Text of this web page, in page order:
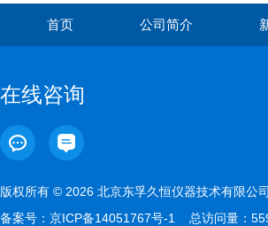
首页 公司简介
在线咨询
版权所有 © 2026 北京东孚久恒仪器技术有限公
备案号： 京ICP备14051767号-1 总访问量：